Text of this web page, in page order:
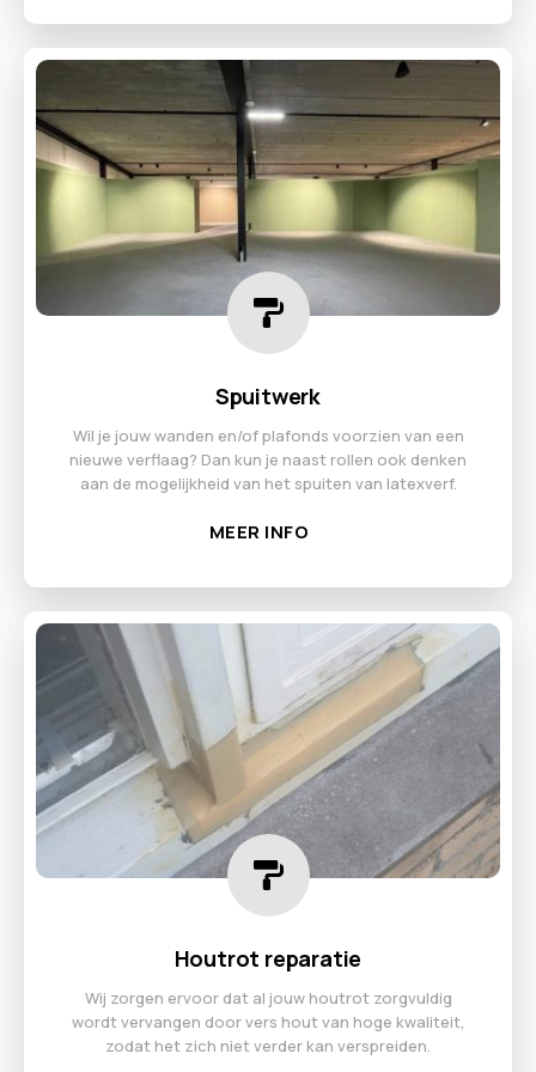
Spuitwerk
Wil je jouw wanden en/of plafonds voorzien van een
nieuwe verflaag? Dan kun je naast rollen ook denken
aan de mogelijkheid van het spuiten van latexverf.
MEER INFO
Houtrot reparatie
Wij zorgen ervoor dat al jouw houtrot zorgvuldig
wordt vervangen door vers hout van hoge kwaliteit,
zodat het zich niet verder kan verspreiden.